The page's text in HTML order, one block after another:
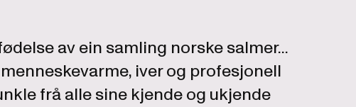
av ein samling norske salmer...
iver og profesjonell
frå alle sine kjende og ukjende